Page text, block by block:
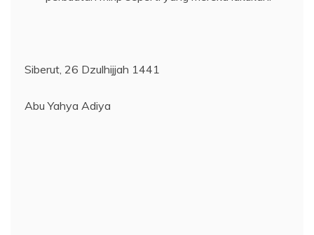
Siberut, 26 Dzulhijjah 1441
Abu Yahya Adiya